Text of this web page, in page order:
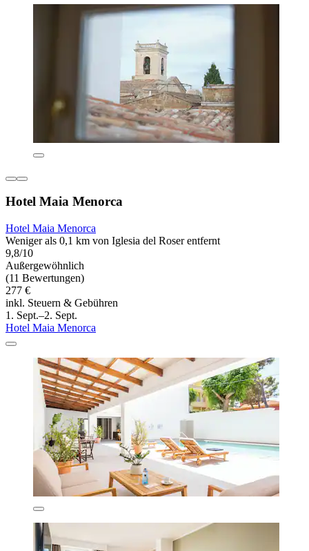
Hotel Maia Menorca
Hotel Maia Menorca
Weniger als 0,1 km von Iglesia del Roser entfernt
9,8/10
Außergewöhnlich
(11 Bewertungen)
277 €
inkl. Steuern & Gebühren
1. Sept.–2. Sept.
Hotel Maia Menorca